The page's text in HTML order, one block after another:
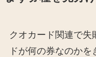
クオカード関連で失
ドが何の券なのか